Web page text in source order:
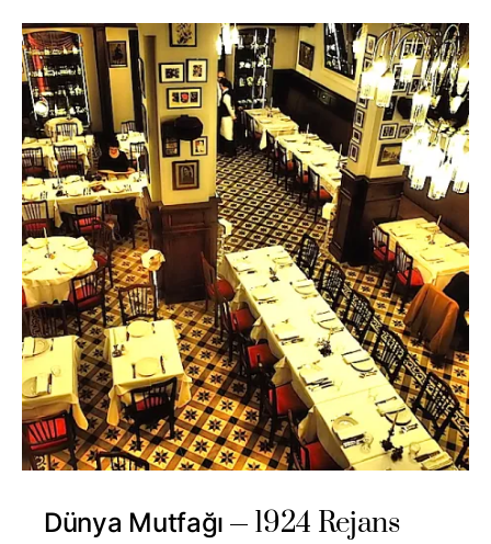
Dünya Mutfağı
1924 Rejans